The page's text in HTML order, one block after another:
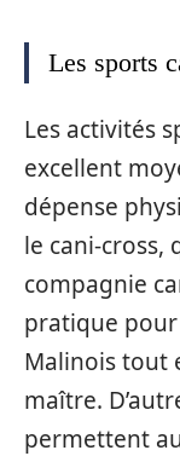
Les sports
Les activités
excellent
dépense
le cani-cross,
compagnie
pratique pour
Malinois tout
maître.
permettent